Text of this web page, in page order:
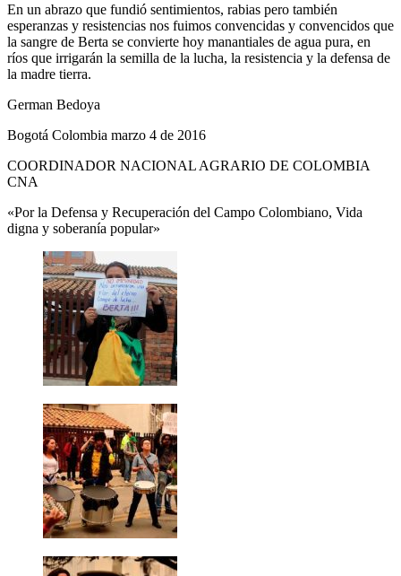
En un abrazo que fundió sentimientos, rabias pero también
esperanzas y resistencias nos fuimos convencidas y convencidos que
la sangre de Berta se convierte hoy manantiales de agua pura, en
ríos que irrigarán la semilla de la lucha, la resistencia y la defensa de
la madre tierra.
German Bedoya
Bogotá Colombia marzo 4 de 2016
COORDINADOR NACIONAL AGRARIO DE COLOMBIA
CNA
«Por la Defensa y Recuperación del Campo Colombiano, Vida
digna y soberanía popular»